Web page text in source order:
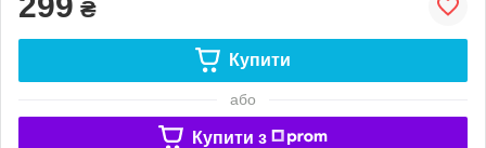
₴
Купити
або
Купити з